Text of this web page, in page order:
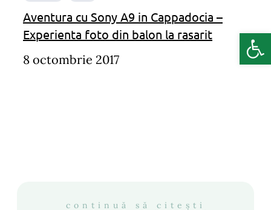
Aventura cu Sony A9 in Cappadocia –
Experienta foto din balon la rasarit
8 octombrie 2017
continuă să citești